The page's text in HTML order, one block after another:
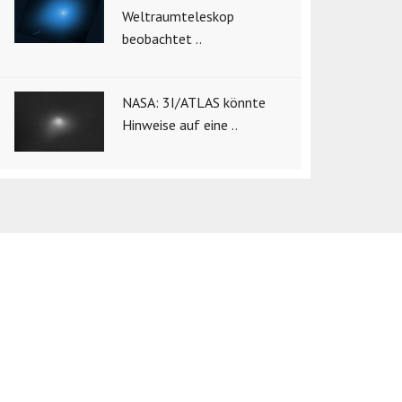
Weltraumteleskop
beobachtet ..
NASA: 3I/ATLAS könnte
Hinweise auf eine ..